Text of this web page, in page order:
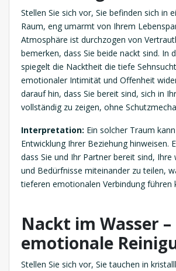
Stellen Sie sich vor, Sie befinden sich in
Raum, eng umarmt von Ihrem
Atmosphäre ist durchzogen von
bemerken, dass Sie beide nackt sind. In
spiegelt die Nacktheit die tiefe
emotionaler Intimität und Offenheit
darauf hin, dass Sie bereit sind, sich in
vollständig zu zeigen, ohne
Interpretation: Ein solcher Traum
Entwicklung Ihrer Beziehung hinweisen.
dass Sie und Ihr Partner bereit sind, Ihre
und Bedürfnisse miteinander zu teilen,
tieferen emotionalen Verbindung führen
Nackt im Wasser –
emotionale
Stellen Sie sich vor, Sie tauchen in